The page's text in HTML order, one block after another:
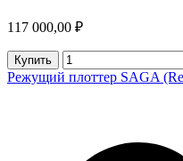
117 000,00 ₽
Купить
Режущий плоттер SAGA